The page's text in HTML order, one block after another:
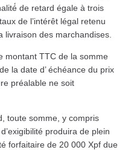
de retard égale à trois
de l’intérêt légal retenu
des marchandises.
montant TTC de la somme
la date d’ échéance du prix
préalable ne soit
toute somme, y compris
produira de plein
forfaitaire de 20 000 Xpf due